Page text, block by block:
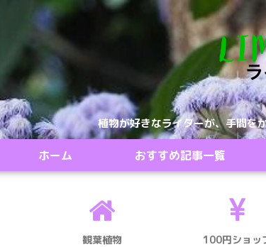
植物が好きなライターが、手間を
ホーム おすすめ記事一覧
観葉植物 100円ショッ